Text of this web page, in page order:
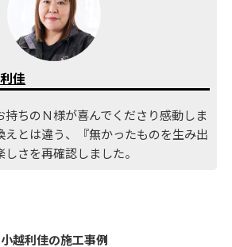
佳
持ちのＮ様が喜んでくださり感動しま
えとは違う、『無かったものを生み出
さを再確認しました。
小越利佳の施工事例